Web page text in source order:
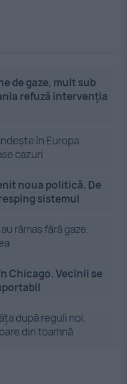
de gaze, mult sub
refuză intervenția
în Europa.
cazuri
noua politică. De
sistemul
rămas fără gaze.
Chicago. Vecinii se
după reguli noi.
din toamnă